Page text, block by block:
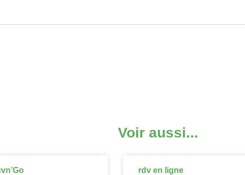
Voir aussi...
rdv en ligne